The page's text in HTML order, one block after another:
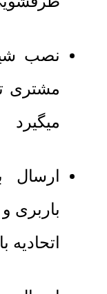
نصب
مشتری
میگیرد
باربری
اتحادیه